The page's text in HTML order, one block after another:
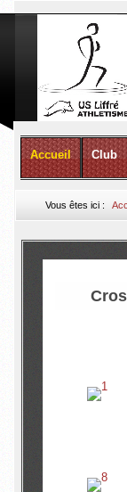
Accueil Club
Vous êtes ici :